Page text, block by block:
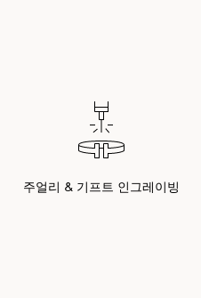
주얼리 & 기프트 인그레이빙